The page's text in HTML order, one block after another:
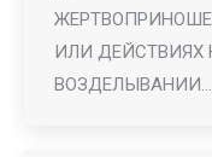
ИЛИ ДЕЙСТВИЯХ
ВОЗДЕЛЫВАНИИ…